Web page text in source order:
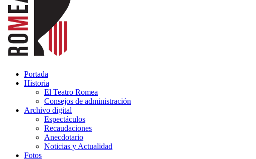
Portada
Historia
El Teatro Romea
Consejos de administración
Archivo digital
Espectáculos
Recaudaciones
Anecdotario
Noticias y Actualidad
Fotos